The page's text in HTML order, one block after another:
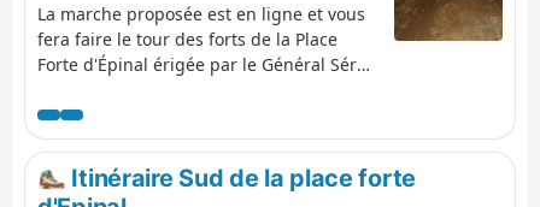
La marche proposée est en ligne et vous
fera faire le tour des forts de la Place
Forte d'Épinal érigée par le Général Séré
Roulon situé sur la route reliant Épinal à
Uzemain et rejoindra le Fort de la Grande
Haye à Golbey.
Itinéraire Sud de la place forte